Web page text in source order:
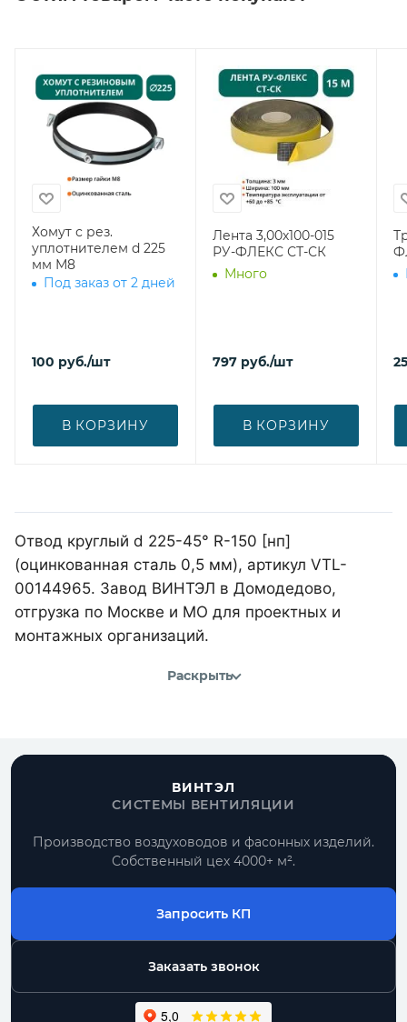
Хомут с рез.
уплотнителем d 225
мм М8
Под заказ от 2 дней
100 руб./шт
В КОРЗИНУ
Лента 3,00х100-015
РУ-ФЛЕКС СТ-СК
Много
797 руб./шт
В КОРЗИНУ
Отвод круглый d 225-45° R-150 [нп]
(оцинкованная сталь 0,5 мм), артикул VTL-
00144965. Завод ВИНТЭЛ в Домодедово,
отгрузка по Москве и МО для проектных и
монтажных организаций.
Раскрыть
ВИНТЭЛ
СИСТЕМЫ ВЕНТИЛЯЦИИ
Производство воздуховодов и фасонных изделий.
Собственный цех 4000+ м².
Запросить КП
Заказать звонок